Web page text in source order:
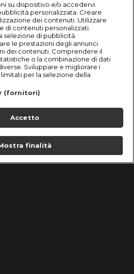
su dispositivo e/o accedervi.
personalizzata. Creare
dei contenuti. Utilizzare
di contenuti personalizzati.
selezione di pubblicità
le prestazioni degli annunci.
dei contenuti. Comprendere il
o la combinazione di dati
Sviluppare e migliorare i
per la selezione della
(fornitori)
Accetto
finalità